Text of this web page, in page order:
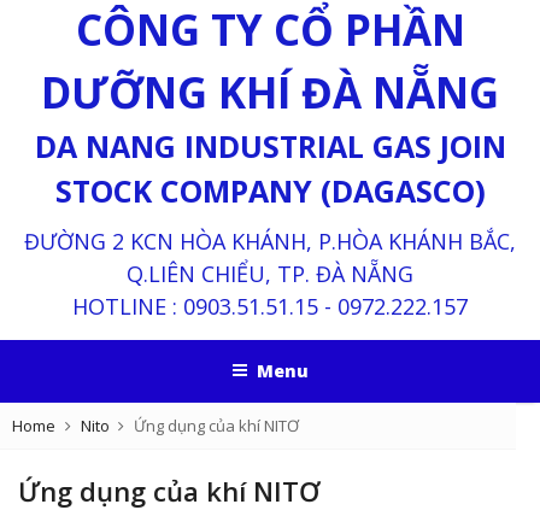
CÔNG TY CỔ PHẦN
DƯỠNG KHÍ ĐÀ NẴNG
DA NANG INDUSTRIAL GAS JOIN
STOCK COMPANY (DAGASCO)
ĐƯỜNG 2 KCN HÒA KHÁNH, P.HÒA KHÁNH BẮC,
Q.LIÊN CHIỂU, TP. ĐÀ NẴNG
HOTLINE : 0903.51.51.15 - 0972.222.157
Menu
Home Nito Ứng dụng của khí NITƠ
Ứng dụng của khí NITƠ